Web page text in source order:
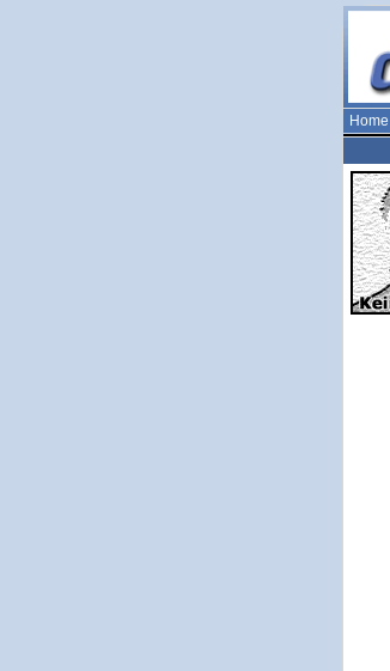
Home